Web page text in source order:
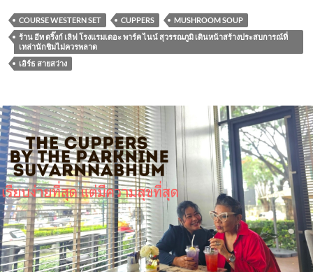
e
b
o
k
itt
er
ail at
s
A
p
e ar
e
COURSE WESTERN SET CUPPERS
MUSHROOM SOUP
ร้าน อีท ดริ๊งก์ เลิฟ โรงแรมเดอะ พาร์ค ไนน์ สุวรรณภูมิ เดินหน้าสร้างประสบการณ์ที่
เหล่านักชิมไม่ควรพลาด
เอิร์ธ สายสว่าง